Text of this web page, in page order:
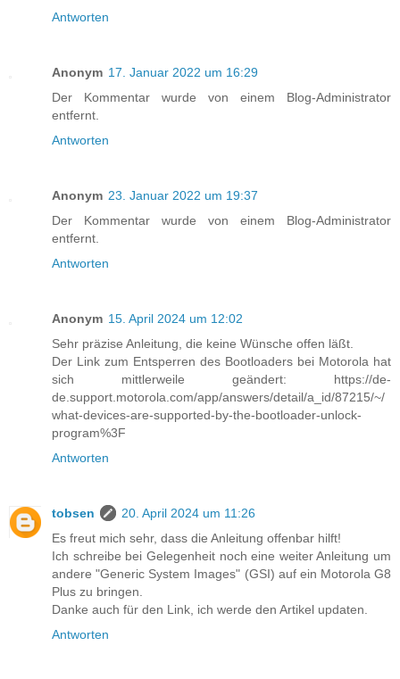
Antworten
Anonym 17. Januar 2022 um 16:29
Der Kommentar wurde von einem Blog-Administrator
entfernt.
Antworten
Anonym 23. Januar 2022 um 19:37
Der Kommentar wurde von einem Blog-Administrator
entfernt.
Antworten
Anonym 15. April 2024 um 12:02
Sehr präzise Anleitung, die keine Wünsche offen läßt.
Der Link zum Entsperren des Bootloaders bei Motorola hat
sich mittlerweile geändert: https://de-
de.support.motorola.com/app/answers/detail/a_id/87215/~/
what-devices-are-supported-by-the-bootloader-unlock-
program%3F
Antworten
tobsen
20. April 2024 um 11:26
Es freut mich sehr, dass die Anleitung offenbar hilft!
Ich schreibe bei Gelegenheit noch eine weiter Anleitung um
andere "Generic System Images" (GSI) auf ein Motorola G8
Plus zu bringen.
Danke auch für den Link, ich werde den Artikel updaten.
Antworten